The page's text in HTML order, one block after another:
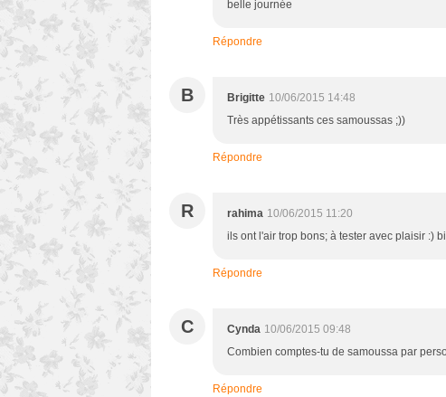
belle journée
Répondre
B Brigitte 10/06/2015 14:48
Très appétissants ces samoussas ;))
Répondre
R rahima 10/06/2015 11:20
ils ont l'air trop bons; à tester avec plaisir :)
Répondre
C Cynda 10/06/2015 09:48
Combien comptes-tu de samoussa par
Répondre